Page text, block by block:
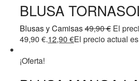
BLUSA
Blusas y Camisas49,90€ El
49,90 €.12,90 €El precio actual
¡Oferta!